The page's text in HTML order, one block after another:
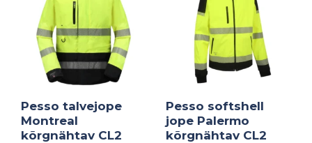
Pesso talvejope
Montreal
kõrgnähtav CL2
Pesso softshell
jope Palermo
kõrgnähtav CL2